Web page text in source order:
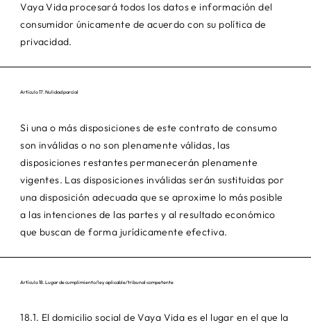
Vaya Vida procesará todos los datos e información del
consumidor únicamente de acuerdo con su política de
privacidad.
Artículo 17. Nulidad parcial
Si una o más disposiciones de este contrato de consumo
son inválidas o no son plenamente válidas, las
disposiciones restantes permanecerán plenamente
vigentes. Las disposiciones inválidas serán sustituidas por
una disposición adecuada que se aproxime lo más posible
a las intenciones de las partes y al resultado económico
que buscan de forma jurídicamente efectiva.
Artículo 18. Lugar de cumplimiento/ley aplicable/tribunal competente
18.1. El domicilio social de Vaya Vida es el lugar en el que la